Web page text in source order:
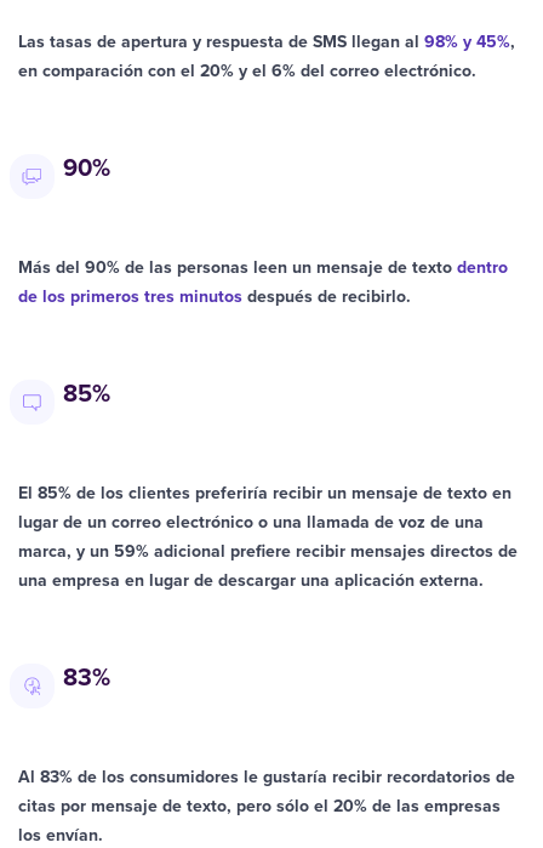
Las tasas de apertura y respuesta de SMS llegan al 98% y 45%,
en comparación con el 20% y el 6% del correo electrónico.
90%
Más del 90% de las personas leen un mensaje de texto dentro
de los primeros tres minutos después de recibirlo.
85%
El 85% de los clientes preferiría recibir un mensaje de texto en
lugar de un correo electrónico o una llamada de voz de una
marca, y un 59% adicional prefiere recibir mensajes directos de
una empresa en lugar de descargar una aplicación externa.
83%
Al 83% de los consumidores le gustaría recibir recordatorios de
citas por mensaje de texto, pero sólo el 20% de las empresas
los envían.